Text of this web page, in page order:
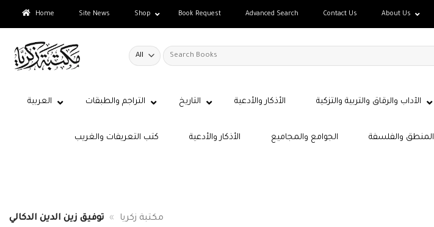
Home Site News Shop Book Request Advanced Search Contact Us About Us
Search
for:
الآداب والرقاق والتربية والتزكية الأذكار والأدعية التاريخ التراجم والطبقات العربية
كتب التعريفات والغريب الأذكار والأدعية الجوامع والمجاميع المنطق والفلسفة
مكتبة زكريا » توفيق زين الدين الدكالي